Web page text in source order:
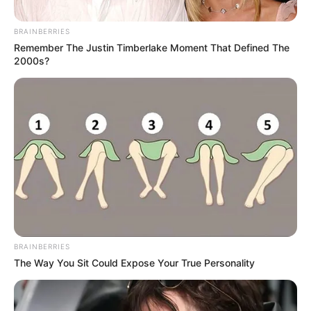
Üdvözlünk az OurBlogging.Journey Online
Magazinban, ahol a szavak életre kelnek, és a
történetek elvarázsolják olvasóinkat. Mi nem
csupán tartalomkészítők vagyunk, hanem
történetmesélők, akik a legújabb trendekről,
kultúráról és fontos témákról osztják meg
gondolataikat. Célunk, hogy minden olvasó
számára érdekes, inspiráló és informatív tartalmat
biztosítsunk.
BRAINBERRIES
Remember The Justin Timberlake Moment That Defined The
2000s?
BRAINBERRIES
The Way You Sit Could Expose Your True Personality